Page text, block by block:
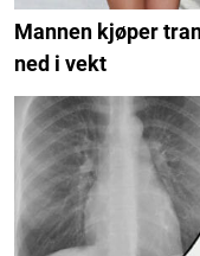
Mannen kjøper
ned i vekt